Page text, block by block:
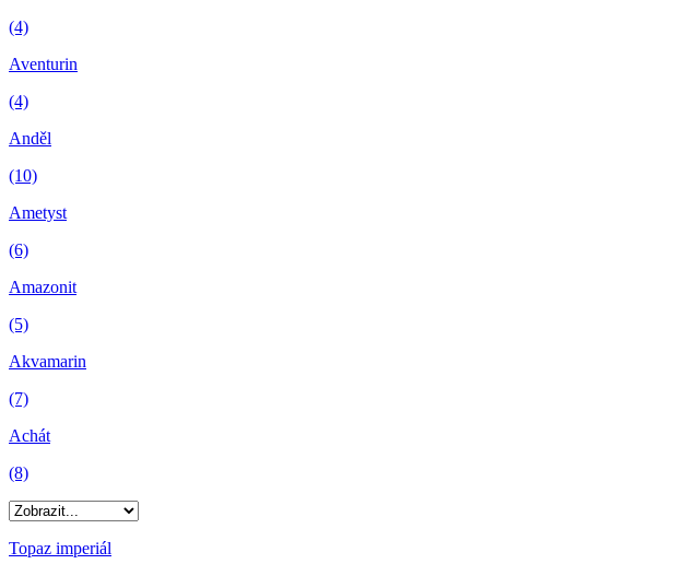
(4)
Aventurin
(4)
Anděl
(10)
Ametyst
(6)
Amazonit
(5)
Akvamarin
(7)
Achát
(8)
Topaz imperiál